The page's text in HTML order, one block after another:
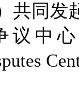
共同发
中心